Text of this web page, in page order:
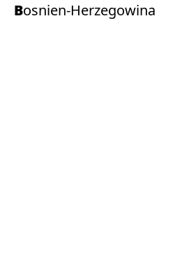
Bosnien-Herzegowina